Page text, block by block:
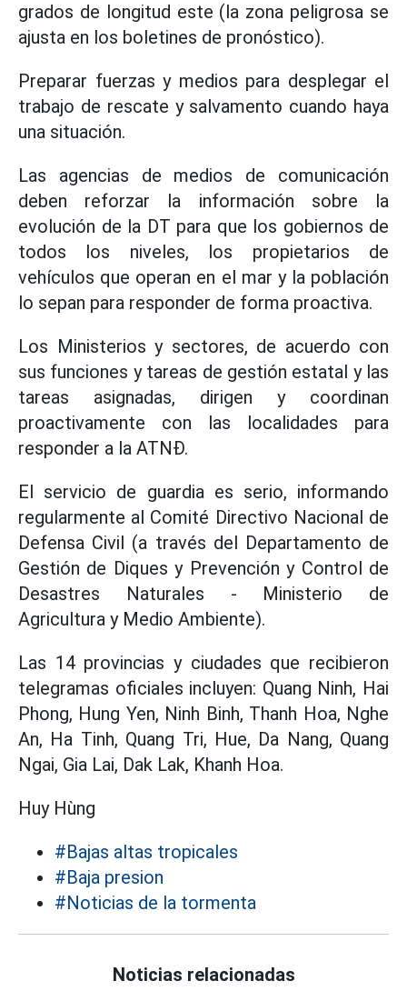
grados de longitud este (la zona peligrosa se
ajusta en los boletines de pronóstico).
Preparar fuerzas y medios para desplegar el
trabajo de rescate y salvamento cuando haya
una situación.
Las agencias de medios de comunicación
deben reforzar la información sobre la
evolución de la DT para que los gobiernos de
todos los niveles, los propietarios de
vehículos que operan en el mar y la población
lo sepan para responder de forma proactiva.
Los Ministerios y sectores, de acuerdo con
sus funciones y tareas de gestión estatal y las
tareas asignadas, dirigen y coordinan
proactivamente con las localidades para
responder a la ATNĐ.
El servicio de guardia es serio, informando
regularmente al Comité Directivo Nacional de
Defensa Civil (a través del Departamento de
Gestión de Diques y Prevención y Control de
Desastres Naturales - Ministerio de
Agricultura y Medio Ambiente).
Las 14 provincias y ciudades que recibieron
telegramas oficiales incluyen: Quang Ninh, Hai
Phong, Hung Yen, Ninh Binh, Thanh Hoa, Nghe
An, Ha Tinh, Quang Tri, Hue, Da Nang, Quang
Ngai, Gia Lai, Dak Lak, Khanh Hoa.
Huy Hùng
#Bajas altas tropicales
#Baja presion
#Noticias de la tormenta
Noticias relacionadas